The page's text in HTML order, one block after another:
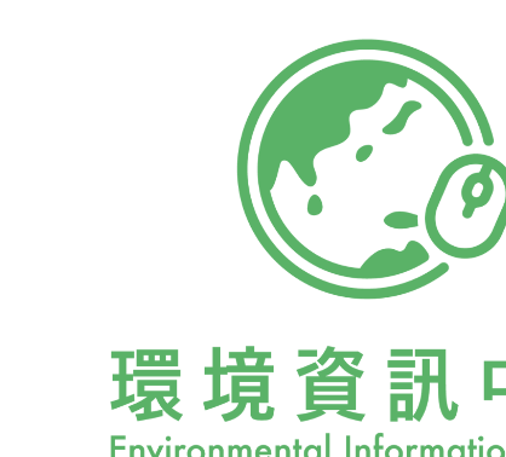
過度，導致數量越來越少、個體越來越小，終至難
泰國、印尼、菲律賓、越南、香港及馬來西亞皆有
己國家推行珊瑚礁體檢的成果，記者也在會中分享
瑚礁體檢團隊，是由朱拉隆功大學（Chulalongkorn